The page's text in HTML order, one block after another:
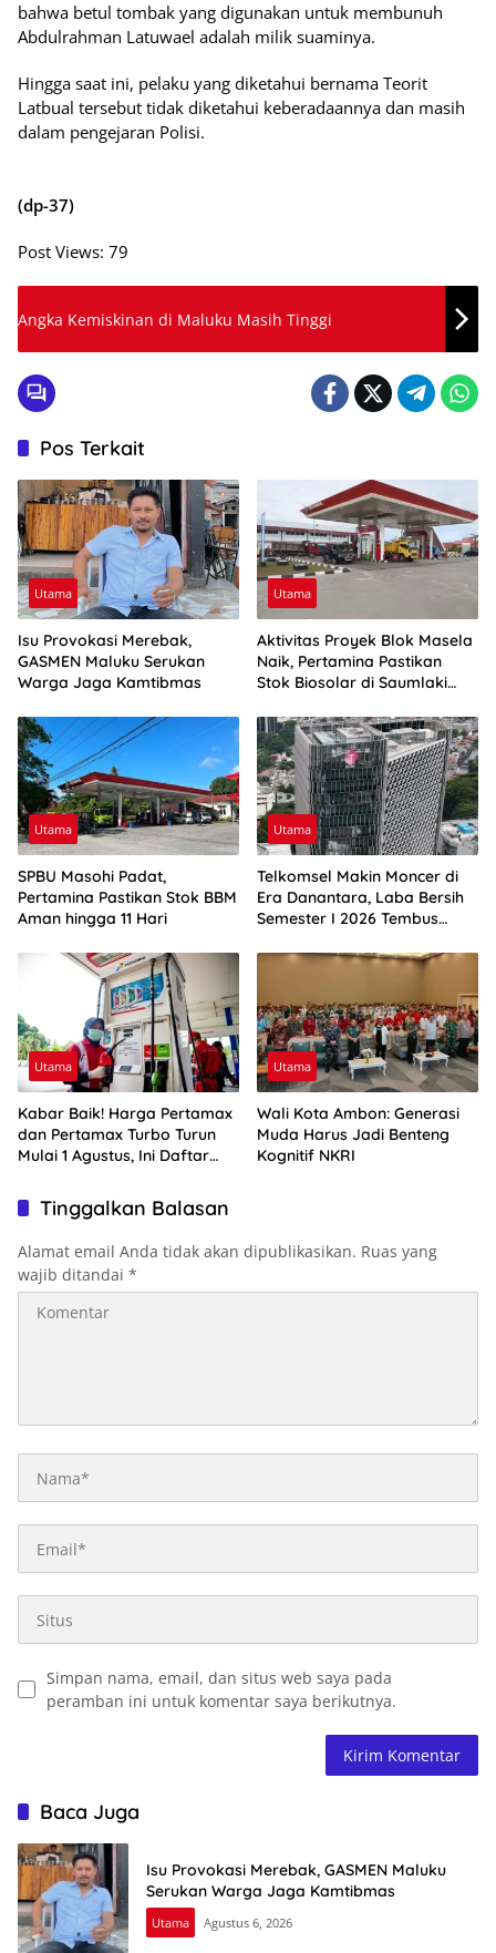
bahwa betul tombak yang digunakan untuk membunuh
Abdulrahman Latuwael adalah milik suaminya.
Hingga saat ini, pelaku yang diketahui bernama Teorit
Latbual tersebut tidak diketahui keberadaannya dan masih
dalam pengejaran Polisi.
(dp-37)
Post Views: 79
Angka Kemiskinan di Maluku Masih Tinggi
Pos Terkait
Utama
Isu Provokasi Merebak,
GASMEN Maluku Serukan
Warga Jaga Kamtibmas
Utama
Aktivitas Proyek Blok Masela
Naik, Pertamina Pastikan
Stok Biosolar di Saumlaki
Utama
SPBU Masohi Padat,
Pertamina Pastikan Stok BBM
Aman hingga 11 Hari
Utama
Telkomsel Makin Moncer di
Era Danantara, Laba Bersih
Semester I 2026 Tembus
Utama
Kabar Baik! Harga Pertamax
dan Pertamax Turbo Turun
Mulai 1 Agustus, Ini Daftar
Utama
Wali Kota Ambon: Generasi
Muda Harus Jadi Benteng
Kognitif NKRI
Tinggalkan Balasan
Alamat email Anda tidak akan dipublikasikan. Ruas yang
wajib ditandai *
Simpan nama, email, dan situs web saya pada
peramban ini untuk komentar saya berikutnya.
Baca Juga
Isu Provokasi Merebak, GASMEN Maluku
Serukan Warga Jaga Kamtibmas
Utama Agustus 6, 2026